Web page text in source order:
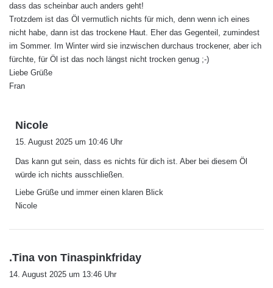
dass das scheinbar auch anders geht!
Trotzdem ist das Öl vermutlich nichts für mich, denn wenn ich eines
nicht habe, dann ist das trockene Haut. Eher das Gegenteil, zumindest
im Sommer. Im Winter wird sie inzwischen durchaus trockener, aber ich
fürchte, für Öl ist das noch längst nicht trocken genug ;-)
Liebe Grüße
Fran
Nicole
t
:
15. August 2025 um 10:46 Uhr
Das kann gut sein, dass es nichts für dich ist. Aber bei diesem Öl
würde ich nichts ausschließen.
Liebe Grüße und immer einen klaren Blick
Nicole
.Tina von Tinaspinkfriday
14. August 2025 um 13:46 Uhr